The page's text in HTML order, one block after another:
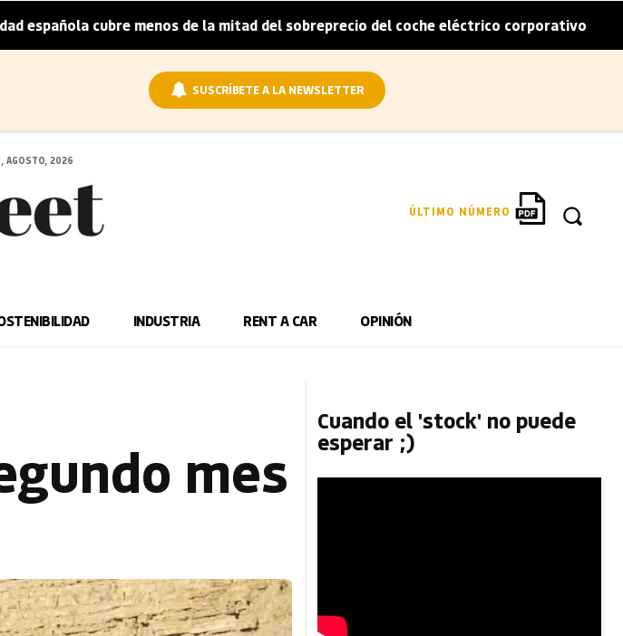
cubre menos de la mitad del sobreprecio del coche eléctrico corporativo | Arval
SUSCRÍBETE A LA NEWSLETTER
AGOSTO, 2026
ÚLTIMO NÚMERO
INDUSTRIA RENT A CAR OPINIÓN
mes
Cuando el 'stock' no puede
esperar ;)